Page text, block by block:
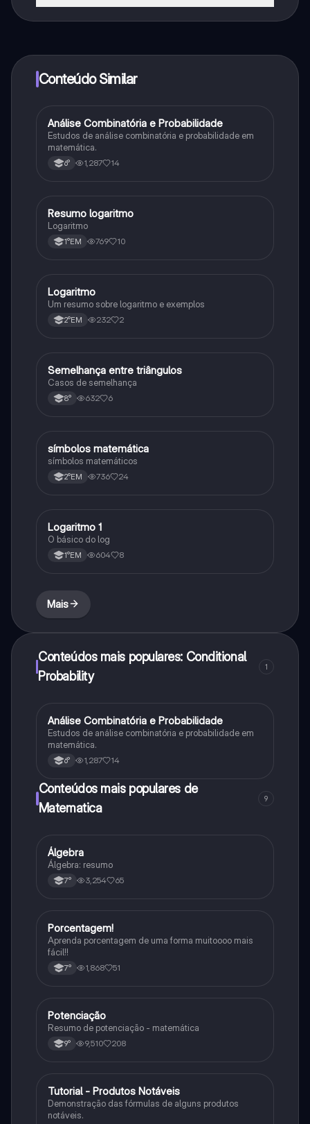
Conteúdo Similar
Matematica
Análise Combinatória e Probabilidade
Estudos de análise combinatória e probabilidade em
matemática.
6° 1,287 14
Matematica
Resumo logaritmo
Logaritmo
1°EM 769 10
Matematica
Logaritmo
Um resumo sobre logaritmo e exemplos
2°EM 232 2
Matematica
Semelhança entre triângulos
Casos de semelhança
8° 632 6
Matematica
símbolos matemática
símbolos matemáticos
2°EM 736 24
Matematica
Logaritmo 1
O básico do log
1°EM 604 8
Mais
Conteúdos mais populares: Conditional
Probability
1
Matematica
Análise Combinatória e Probabilidade
Estudos de análise combinatória e probabilidade em
matemática.
6° 1,287 14
Conteúdos mais populares de
Matematica
9
Matematica
Álgebra
Álgebra: resumo
7° 3,254 65
Matematica
Porcentagem!
Aprenda porcentagem de uma forma muitoooo mais
fácil!!
7° 1,868 51
Matematica
Potenciação
Resumo de potenciação - matemática
9° 9,510 208
Matematica
Tutorial - Produtos Notáveis
Demonstração das fórmulas de alguns produtos
notáveis.